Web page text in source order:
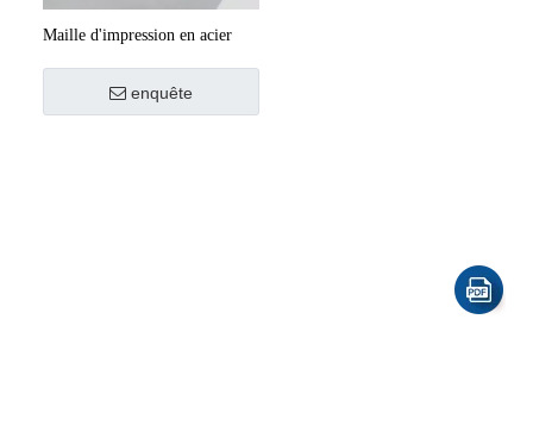
Maille d'impression en acier
enquête